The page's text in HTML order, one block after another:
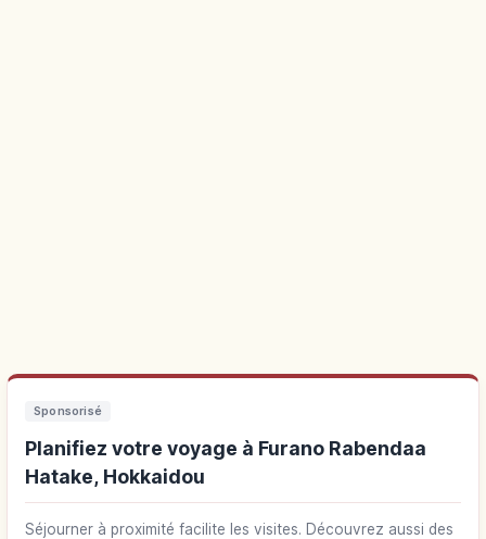
Sponsorisé
Planifiez votre voyage à Furano Rabendaa
Hatake, Hokkaidou
Séjourner à proximité facilite les visites. Découvrez aussi des